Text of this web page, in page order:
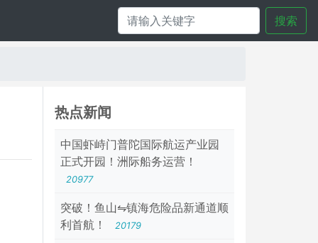
搜索
热点新闻
中国虾峙门普陀国际航运产业园
正式开园！洲际船务运营！
20977
突破！鱼山⇋镇海危险品新通道顺
利首航！
20179